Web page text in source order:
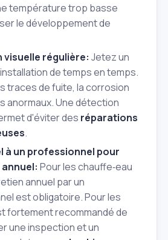
température trop basse
le développement de
visuelle régulière: Jetez un
de temps en temps.
traces de fuite, la corrosion
anormaux. Une détection
d'éviter des réparations
.
à un professionnel pour
Pour les chauffe‑eau
annuel par un
est obligatoire. Pour les
fortement recommandé de
une inspection et un